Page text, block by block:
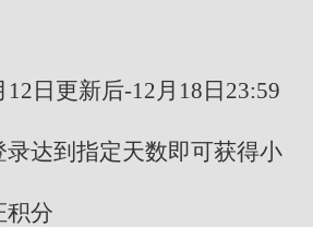
日更新后-12月18日23:59
达到指定天数即可获得小
积分